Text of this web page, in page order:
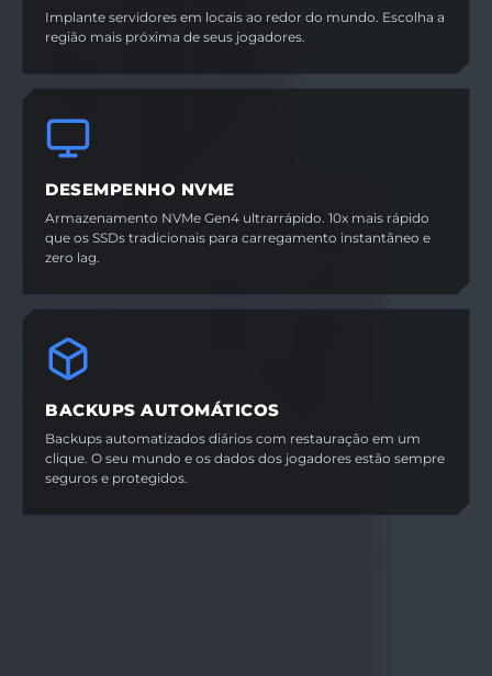
Implante servidores em locais ao redor do mundo. Escolha a
região mais próxima de seus jogadores.
DESEMPENHO NVME
Armazenamento NVMe Gen4 ultrarrápido. 10x mais rápido
que os SSDs tradicionais para carregamento instantâneo e
zero lag.
BACKUPS AUTOMÁTICOS
Backups automatizados diários com restauração em um
clique. O seu mundo e os dados dos jogadores estão sempre
seguros e protegidos.